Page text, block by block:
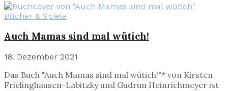
Bücher & Spiele
Auch Mamas sind mal wütich!
18. Dezember 2021
Das Buch "Auch Mamas sind mal wütich!"* von Kirsten
Frielinghausen-Labitzky und Gudrun Heinrichmeyer ist